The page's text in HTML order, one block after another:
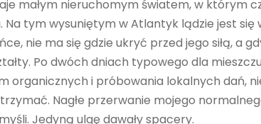
małym nieruchomym światem, w którym
tym wysuniętym w Atlantyk lądzie jest się
nie ma się gdzie ukryć przed jego siłą, a
Po dwóch dniach typowego dla
organicznych i próbowania lokalnych dań,
Nagłe przerwanie mojego
Jedyną ulgę dawały spacery.